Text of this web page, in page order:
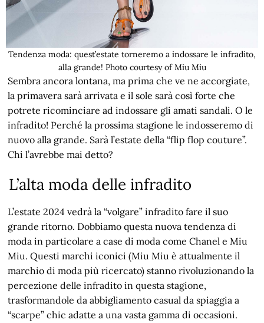
Tendenza moda: quest’estate torneremo a indossare le infradito,
alla grande! Photo courtesy of Miu Miu
Sembra ancora lontana, ma prima che ve ne accorgiate,
la primavera sarà arrivata e il sole sarà così forte che
potrete ricominciare ad indossare gli amati sandali. O le
infradito! Perché la prossima stagione le indosseremo di
nuovo alla grande. Sarà l’estate della “flip flop couture”.
Chi l’avrebbe mai detto?
L’alta moda delle infradito
L’estate 2024 vedrà la “volgare” infradito fare il suo
grande ritorno. Dobbiamo questa nuova tendenza di
moda in particolare a case di moda come Chanel e Miu
Miu. Questi marchi iconici (Miu Miu è attualmente il
marchio di moda più ricercato) stanno rivoluzionando la
percezione delle infradito in questa stagione,
trasformandole da abbigliamento casual da spiaggia a
“scarpe” chic adatte a una vasta gamma di occasioni.